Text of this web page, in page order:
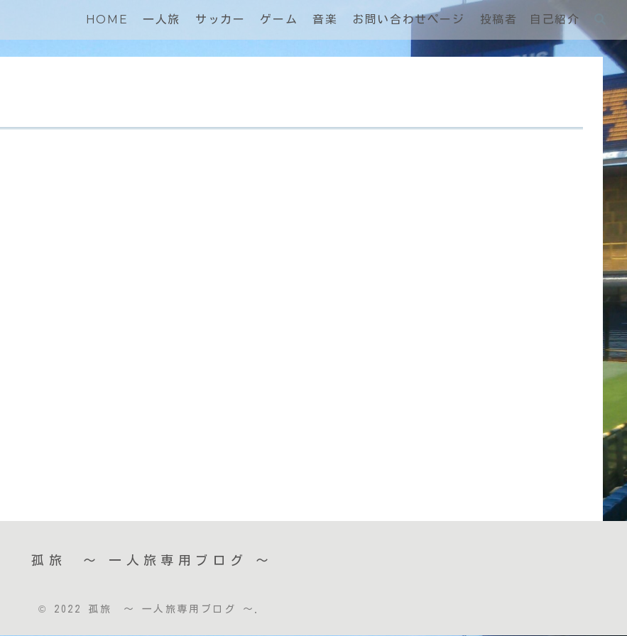
HOME 一人旅 サッカー ゲーム 音楽 お問い合わせページ 投稿者 自己紹介
孤旅 〜 一人旅専用ブログ ～
© 2022 孤旅 〜 一人旅専用ブログ ～.